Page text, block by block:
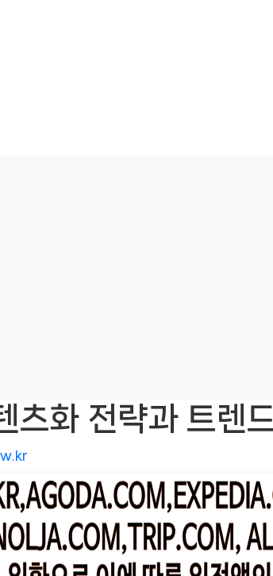
츠화 전략과 트렌드